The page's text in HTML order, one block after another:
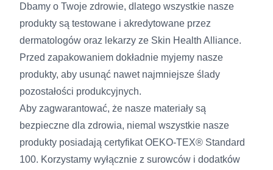
Dbamy o Twoje zdrowie, dlatego wszystkie nasze
produkty są testowane i akredytowane przez
dermatologów oraz lekarzy ze Skin Health Alliance.
Przed zapakowaniem dokładnie myjemy nasze
produkty, aby usunąć nawet najmniejsze ślady
pozostałości produkcyjnych.
Aby zagwarantować, że nasze materiały są
bezpieczne dla zdrowia, niemal wszystkie nasze
produkty posiadają certyfikat OEKO-TEX® Standard
100. Korzystamy wyłącznie z surowców i dodatków